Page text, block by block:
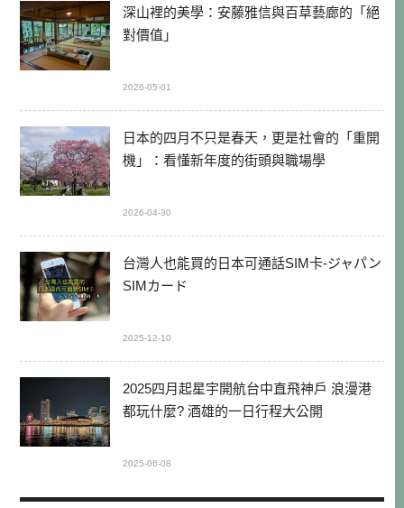
深山裡的美學：安藤雅信與百草藝廊的「絕
對價值」
2026-05-01
日本的四月不只是春天，更是社會的「重開
機」：看懂新年度的街頭與職場學
2026-04-30
台灣人也能買的日本可通話SIM卡-ジャパン
SIMカード
2025-12-10
2025四月起星宇開航台中直飛神戶 浪漫港
都玩什麼? 酒雄的一日行程大公開
2025-06-08